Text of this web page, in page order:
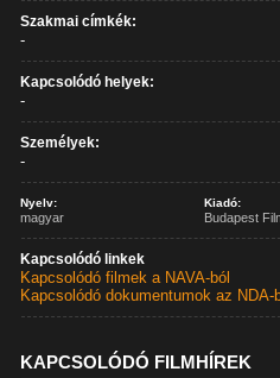
Szakmai címkék:
-
Kapcsolódó helyek:
-
Személyek:
-
Nyelv:
magyar
Kiadó:
Budapest
Kapcsolódó linkek
Kapcsolódó filmek a NAVA-ból
Kapcsolódó dokumentumok az NDA-
KAPCSOLÓDÓ FILMHÍREK